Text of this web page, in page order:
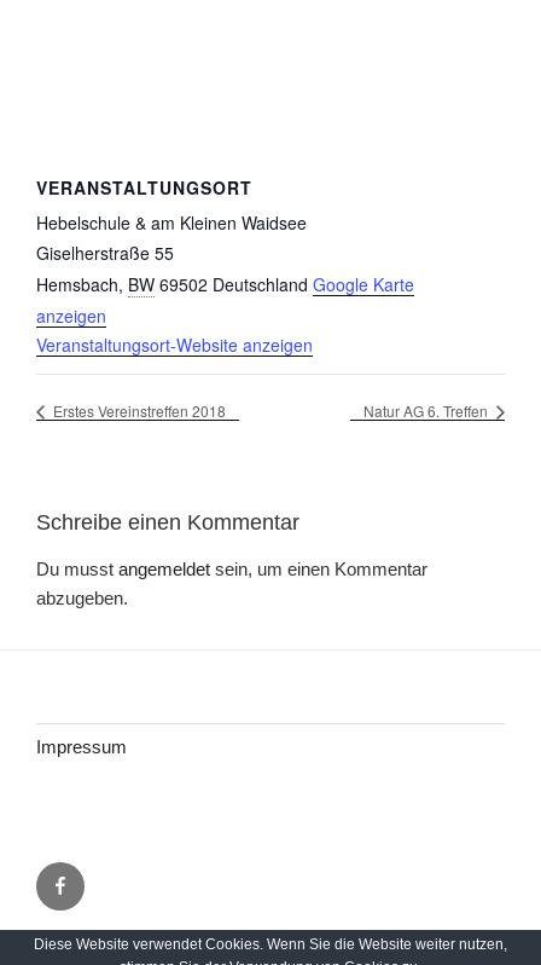
VERANSTALTUNGSORT
Hebelschule & am Kleinen Waidsee
Giselherstraße 55
Hemsbach, BW 69502 Deutschland Google Karte
anzeigen
Veranstaltungsort-Website anzeigen
Erstes Vereinstreffen 2018 Natur AG 6. Treffen
Schreibe einen Kommentar
Du musst angemeldet sein, um einen Kommentar
abzugeben.
Impressum
Facebook
Impressum Stolz präsentiert von WordPress
Diese Website verwendet Cookies. Wenn Sie die Website weiter nutzen,